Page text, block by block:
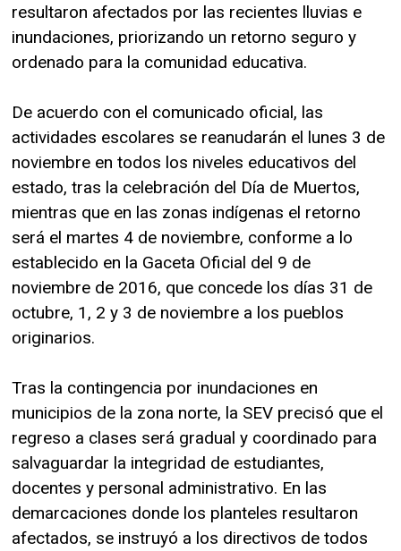
resultaron afectados por las recientes lluvias e
inundaciones, priorizando un retorno seguro y
ordenado para la comunidad educativa.
De acuerdo con el comunicado oficial, las
actividades escolares se reanudarán el lunes 3 de
noviembre en todos los niveles educativos del
estado, tras la celebración del Día de Muertos,
mientras que en las zonas indígenas el retorno
será el martes 4 de noviembre, conforme a lo
establecido en la Gaceta Oficial del 9 de
noviembre de 2016, que concede los días 31 de
octubre, 1, 2 y 3 de noviembre a los pueblos
originarios.
Tras la contingencia por inundaciones en
municipios de la zona norte, la SEV precisó que el
regreso a clases será gradual y coordinado para
salvaguardar la integridad de estudiantes,
docentes y personal administrativo. En las
demarcaciones donde los planteles resultaron
afectados, se instruyó a los directivos de todos